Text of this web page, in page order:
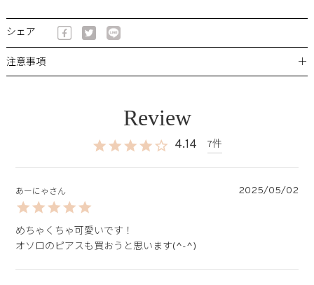
シェア
注意事項 ＋
4.14 7
あーにゃ 2025/05/02
めちゃくちゃ可愛いです！
オソロのピアスも買おうと思います(^-^)